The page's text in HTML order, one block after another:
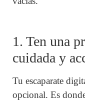
1. Ten una
cuidada y
Tu escaparate
opcional. Es